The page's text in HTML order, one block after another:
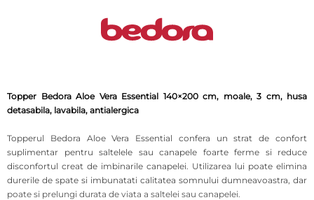
Topper Bedora Aloe Vera Essential 140×200 cm, moale, 3 cm, husa
detasabila, lavabila, antialergica
Topperul Bedora Aloe Vera Essential confera un strat de confort
suplimentar pentru saltelele sau canapele foarte ferme si reduce
disconfortul creat de imbinarile canapelei. Utilizarea lui poate elimina
durerile de spate si imbunatati calitatea somnului dumneavoastra, dar
poate si prelungi durata de viata a saltelei sau canapelei.